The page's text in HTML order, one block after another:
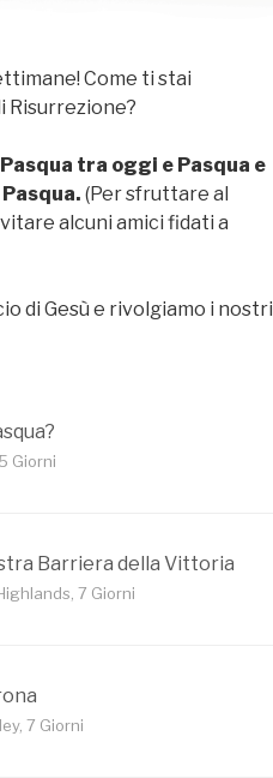
Come ti stai
Risurrezione?
tra oggi e Pasqua e
(Per sfruttare al
alcuni amici fidati a
di Gesù e rivolgiamo i nostri
Giorni
Barriera della Vittoria
7 Giorni
7 Giorni